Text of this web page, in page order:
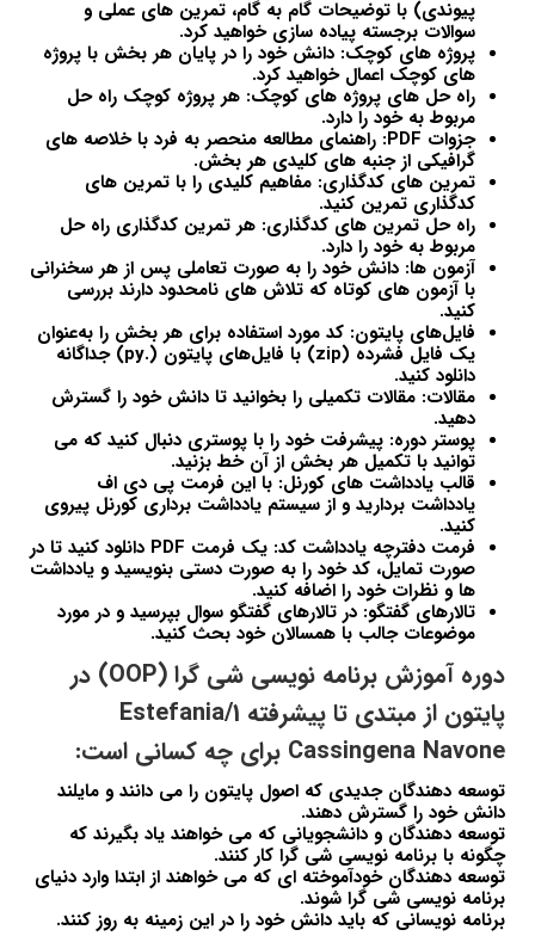
پیوندی) با توضیحات گام به گام، تمرین های عملی و
سوالات برجسته پیاده سازی خواهید کرد.
پروژه های کوچک: دانش خود را در پایان هر بخش با پروژه
های کوچک اعمال خواهید کرد.
راه حل های پروژه های کوچک: هر پروژه کوچک راه حل
مربوط به خود را دارد.
جزوات PDF: راهنمای مطالعه منحصر به فرد با خلاصه های
گرافیکی از جنبه های کلیدی هر بخش.
تمرین های کدگذاری: مفاهیم کلیدی را با تمرین های
کدگذاری تمرین کنید.
راه حل تمرین های کدگذاری: هر تمرین کدگذاری راه حل
مربوط به خود را دارد.
آزمون ها: دانش خود را به صورت تعاملی پس از هر سخنرانی
با آزمون های کوتاه که تلاش های نامحدود دارند بررسی
کنید.
فایل‌های پایتون: کد مورد استفاده برای هر بخش را به‌عنوان
یک فایل فشرده (zip) با فایل‌های پایتون (.py) جداگانه
دانلود کنید.
مقالات: مقالات تکمیلی را بخوانید تا دانش خود را گسترش
دهید.
پوستر دوره: پیشرفت خود را با پوستری دنبال کنید که می
توانید با تکمیل هر بخش از آن خط بزنید.
قالب یادداشت های کورنل: با این فرمت پی دی اف
یادداشت بردارید و از سیستم یادداشت برداری کورنل پیروی
کنید.
فرمت دفترچه یادداشت کد: یک فرمت PDF دانلود کنید تا در
صورت تمایل، کد خود را به صورت دستی بنویسید و یادداشت
ها و نظرات خود را اضافه کنید.
تالارهای گفتگو: در تالارهای گفتگو سوال بپرسید و در مورد
موضوعات جالب با همسالان خود بحث کنید.
دوره آموزش برنامه نویسی شی گرا (OOP) در
پایتون از مبتدی تا پیشرفته 1/Estefania
Cassingena Navone برای چه کسانی است:
توسعه دهندگان جدیدی که اصول پایتون را می دانند و مایلند
دانش خود را گسترش دهند.
توسعه دهندگان و دانشجویانی که می خواهند یاد بگیرند که
چگونه با برنامه نویسی شی گرا کار کنند.
توسعه دهندگان خودآموخته ای که می خواهند از ابتدا وارد دنیای
برنامه نویسی شی گرا شوند.
برنامه نویسانی که باید دانش خود را در این زمینه به روز کنند.